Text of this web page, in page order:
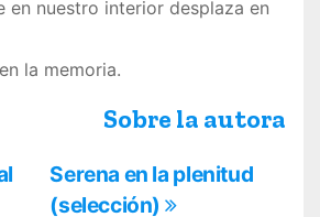
en nuestro interior desplaza en
la memoria.
Sobre la autora
Serena en la plenitud
(selección)